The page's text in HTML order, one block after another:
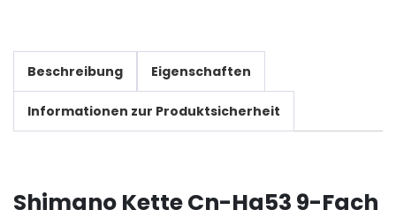
Beschreibung Eigenschaften
Informationen zur Produktsicherheit
Shimano Kette Cn-Hg53 9-Fach